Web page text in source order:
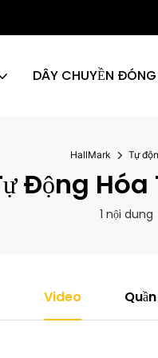
DÂY CHUYỀN
HallMark Tự
Động Hóa
1 nội dung
Video